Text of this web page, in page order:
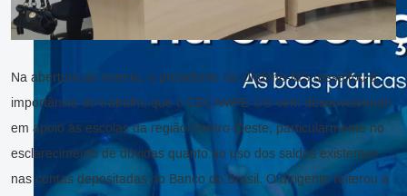
Na abertura do evento, o presidente da Undime-MS ressaltou a
importância do trabalho que o CECAMPE-CO vem desenvolvendo
em apoio às escolas da região Centro-Oeste, particularmente no
esclarecimento de dúvidas quanto ao uso dos saldos existentes
nas contas depositadas no Banco do Brasil. O dirigente reiterou a